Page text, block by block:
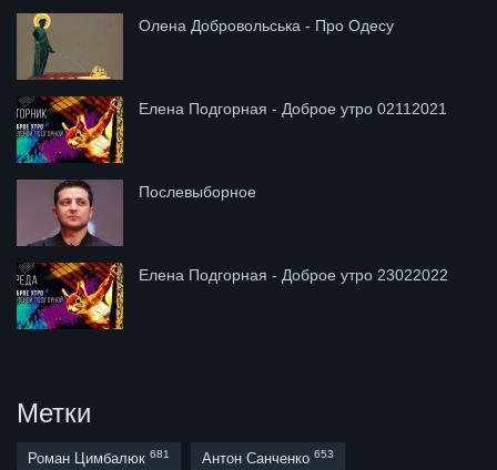
Олена Добровольська - Про Одесу
Елена Подгорная - Доброе утро 02112021
Послевыборное
Елена Подгорная - Доброе утро 23022022
Метки
Роман Цимбалюк 681 Антон Санченко 653